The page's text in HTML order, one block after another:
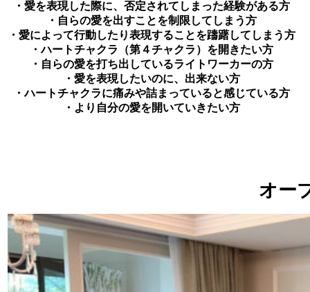
・愛を表現した際に、否定されてしまった経験がある方
・自らの愛を出すことを制限してしまう方
・愛によって行動したり表現することを躊躇してしまう方
・ハートチャクラ（第４チャクラ）を開きたい方
・自らの愛を打ち出しているライトワーカーの方
・愛を表現したいのに、出来ない方
・ハートチャクラに痛みや詰まっていると感じている方
・より自分の愛を開いていきたい方
オー